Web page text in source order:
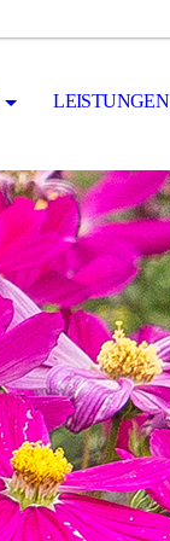
LEISTUNGEN